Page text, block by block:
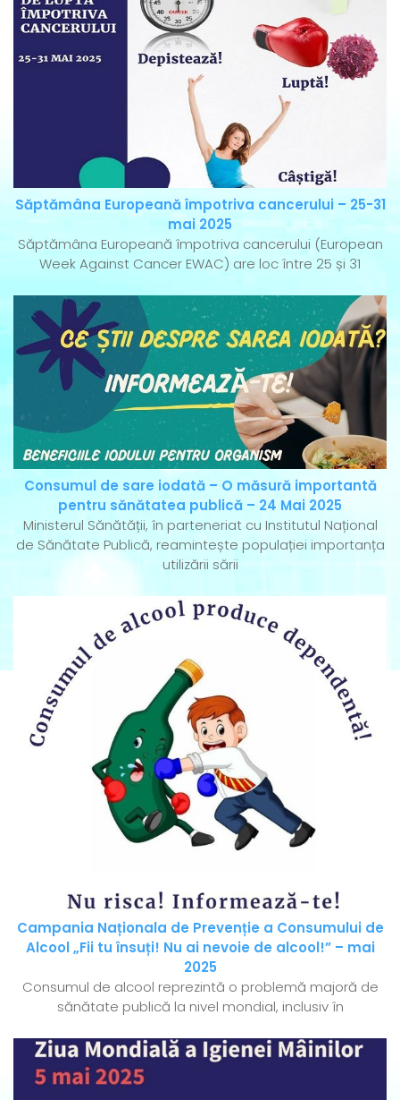
Săptămâna Europeană împotriva cancerului – 25-31
mai 2025
Săptămâna Europeană împotriva cancerului (European
Week Against Cancer EWAC) are loc între 25 și 31
Consumul de sare iodată – O măsură importantă
pentru sănătatea publică – 24 Mai 2025
Ministerul Sănătății, în parteneriat cu Institutul Național
de Sănătate Publică, reamintește populației importanța
utilizării sării
Campania Naționala de Prevenție a Consumului de
Alcool „Fii tu însuți! Nu ai nevoie de alcool!” – mai
2025
Consumul de alcool reprezintă o problemă majoră de
sănătate publică la nivel mondial, inclusiv în